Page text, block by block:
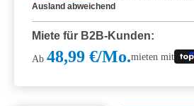
Ausland abweichend
Miete für B2B-Kunden:
Ab 48,99 €/Mo.mieten mit